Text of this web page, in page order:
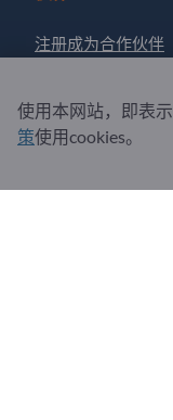
注册成为合作伙伴
使用本网站，即表
策使用cookies。